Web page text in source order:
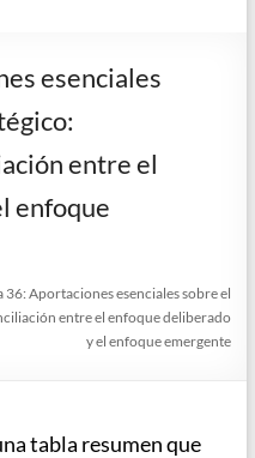
esenciales
entre el
enfoque
36: Aportaciones esenciales sobre el
entre el enfoque deliberado
y el enfoque emergente
tabla resumen que